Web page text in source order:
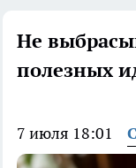
Не
полезных
7 июля 18:01